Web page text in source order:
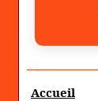
Accueil